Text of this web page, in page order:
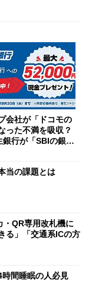
会社が「ドコモの
った不満を吸収？
行が「SBIの銀
当の課題とは
・QR専用改札機に
る」「交通系ICの方
時間睡眠の人必見